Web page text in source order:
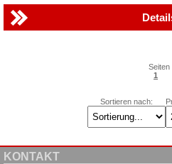
Seiten
1
Sortieren nach:
KONTAKT